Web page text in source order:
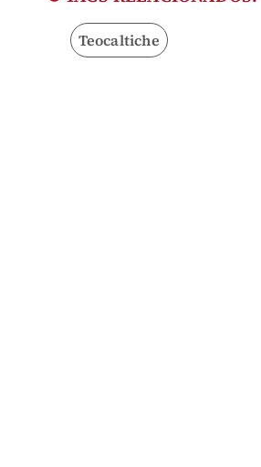
Teocaltiche